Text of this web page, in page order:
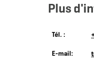
Plus
Tél. :
E-mail: